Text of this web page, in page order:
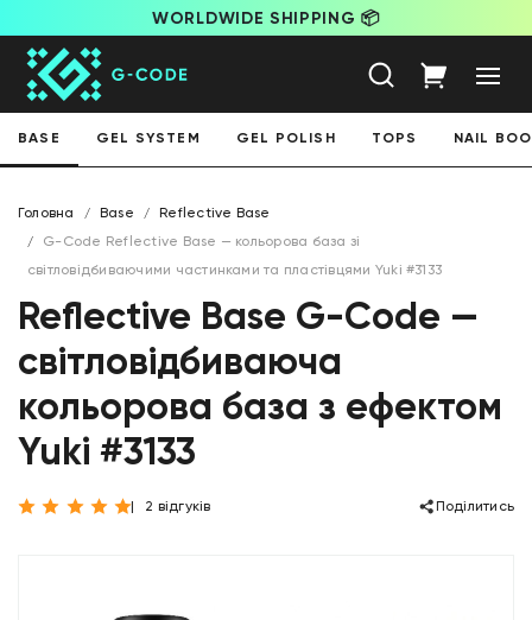
WORLDWIDE SHIPPING 📦
BASE GEL SYSTEM GEL POLISH TOPS NAIL
Головна Base
Reflective Base
G-Code Reflective Base — кольорова база зі
світловідбиваючими частинками та пластівцями Yuki #3133
Reflective Base G-Code —
світловідбиваюча
кольорова база з ефектом
Yuki #3133
2 відгуків Поділитись